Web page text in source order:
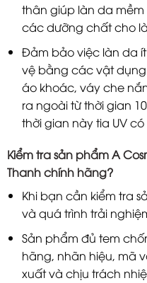
thân giúp làn da
các dưỡng chất cho
Đảm bảo việc làn da
vệ bằng các vật
áo khoác, váy che
ra ngoài từ thời gian
thời gian này tia UV
Kiểm tra sản phẩm A
Thanhchính hãng?
Khi bạn cần kiểm tra
và quá trình trải
Sản phẩm đủ tem
hãng, nhãn hiệu, mã
xuất và chịu trách